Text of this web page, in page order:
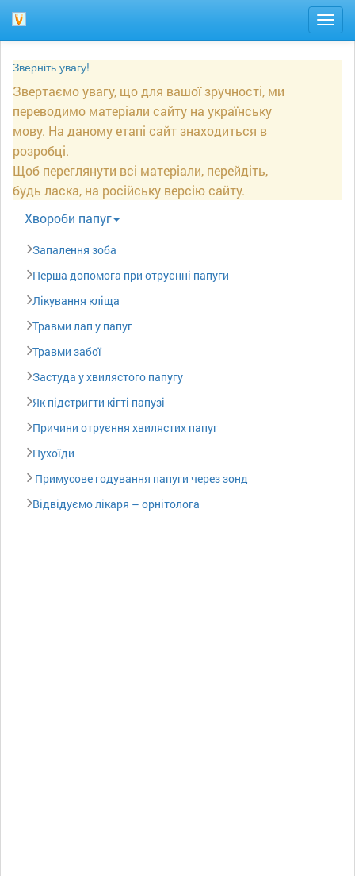
Зверніть увагу!
Звертаємо увагу, що для вашої зручності, ми
переводимо матеріали сайту на українську
мову. На даному етапі сайт знаходиться в
розробці.
Щоб переглянути всі матеріали, перейдіть,
будь ласка, на російську версію сайту.
Xвороби папуг
Запалення зоба
Перша допомога при отруєнні папуги
Лікування кліща
Травми лап у папуг
Травми забої
Застуда у хвилястого папугу
Як підстригти кігті папузі
Причини отруєння хвилястих папуг
Пухоїди
Примусове годування папуги через зонд
Відвідуємо лікаря – орнітолога